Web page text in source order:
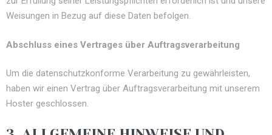
Weisungen in Bezug auf diese Daten befolgen.
Abschluss eines Vertrages über Auftragsverarbeitung
Um die datenschutzkonforme Verarbeitung zu gewährleisten,
haben wir einen Vertrag über Auftragsverarbeitung mit unserem
Hoster geschlossen.